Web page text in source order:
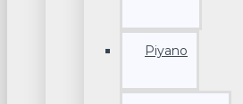
Piyano